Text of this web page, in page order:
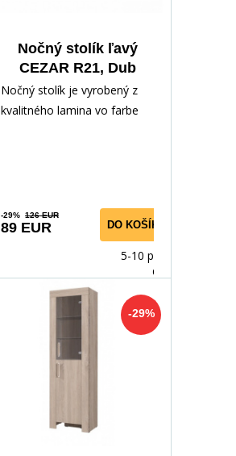
Nočný stolík ľavý
CEZAR R21, Dub
sonoma
Nočný stolík je vyrobený z
kvalitného lamina vo farbe
-29% 126 EUR
89 EUR DO KOŠÍKA
5-10 prac.
dnů
-29%